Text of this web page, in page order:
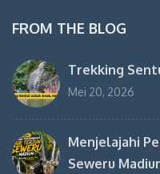
FROM THE BLOG
Trekking
Mei 20, 2026
Menjelajahi
Seweru